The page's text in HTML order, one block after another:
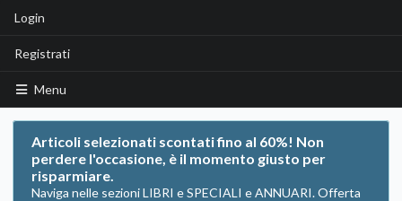
Login
Registrati
Menu
Articoli selezionati scontati fino al 60%! Non
perdere l'occasione, è il momento giusto per
risparmiare.
Naviga nelle sezioni LIBRI e SPECIALI e ANNUARI. Offerta